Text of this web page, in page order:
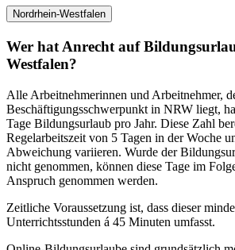
Nordrhein-Westfalen
Wer hat Anrecht auf
Westfalen?
Alle Arbeitnehmerinnen und Arbeitnehmer,
Beschäftigungsschwerpunkt in NRW liegt,
Tage Bildungsurlaub pro Jahr. Diese Zahl
Regelarbeitszeit von 5 Tagen in der Woche
Abweichung variieren. Wurde der
nicht genommen, können diese Tage im
Anspruch genommen werden.
Zeitliche Voraussetzung ist, dass dieser
Unterrichtsstunden á 45 Minuten umfasst.